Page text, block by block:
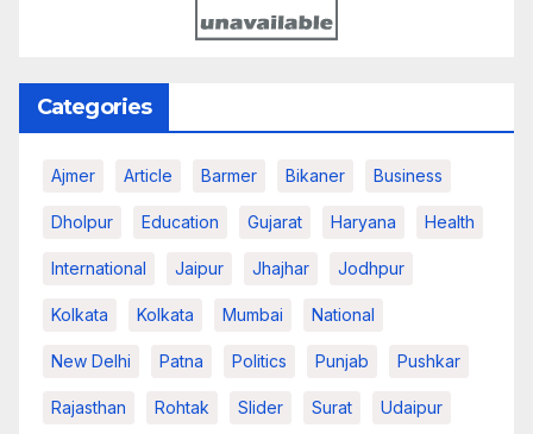
Categories
Ajmer Article Barmer Bikaner Business
Dholpur Education Gujarat Haryana Health
International Jaipur Jhajhar Jodhpur
Kolkata Kolkata Mumbai National
New Delhi Patna Politics Punjab Pushkar
Rajasthan Rohtak Slider Surat Udaipur